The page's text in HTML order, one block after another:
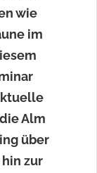
wie
im
Alm
über
zur